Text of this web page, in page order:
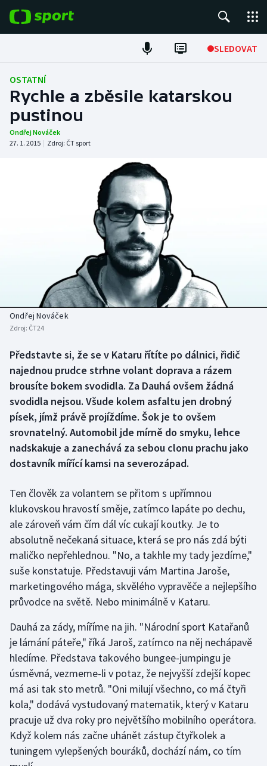
SLEDOVAT
Fotbal
Hokej
Tenis
Baseball a softbal
Basketbal
Biatlon
Boby a skeleton
Box
Curling
Dostihy
Futsal
Golf
Gymnastika
Házená
Jezdectví
Judo
Krasobruslení
Lezení
Lyže a snowboard
Moderní pětiboj
Historické návraty
Aplikace ČT sport
AZ kvíz
OSTATNÍ
Rychle a zběsile katarskou
pustinou
Ondřej Nováček
27. 1. 2015 | Zdroj: ČT sport
Ondřej Nováček
Zdroj: ČT24
Představte si, že se v Kataru řítíte po dálnici, řidič
najednou prudce strhne volant doprava a rázem
brousíte bokem svodidla. Za Dauhá ovšem žádná
svodidla nejsou. Všude kolem asfaltu jen drobný
písek, jímž právě projíždíme. Šok je to ovšem
srovnatelný. Automobil jde mírně do smyku, lehce
nadskakuje a zanechává za sebou clonu prachu jako
dostavník mířící kamsi na severozápad.
Ten člověk za volantem se přitom s upřímnou
klukovskou hravostí směje, zatímco lapáte po dechu,
ale zároveň vám čím dál víc cukají koutky. Je to
absolutně nečekaná situace, která se pro nás zdá býti
maličko nepřehlednou. "No, a takhle my tady jezdíme,"
suše konstatuje. Představuji vám Martina Jaroše,
marketingového mága, skvělého vypravěče a nejlepšího
průvodce na světě. Nebo minimálně v Kataru.
Dauhá za zády, míříme na jih. "Národní sport Katařanů
je lámání páteře," říká Jaroš, zatímco na něj nechápavě
hledíme. Představa takového bungee-jumpingu je
úsměvná, vezmeme-li v potaz, že nejvyšší zdejší kopec
má asi tak sto metrů. "Oni milují všechno, co má čtyři
kola," dodává vystudovaný matematik, který v Kataru
pracuje už dva roky pro největšího mobilního operátora.
Když kolem nás začne uhánět zástup čtyřkolek a
tuningem vylepšených bouráků, dochází nám, co tím